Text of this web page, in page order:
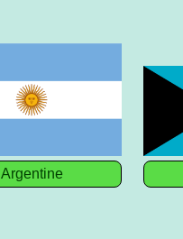
Argentine